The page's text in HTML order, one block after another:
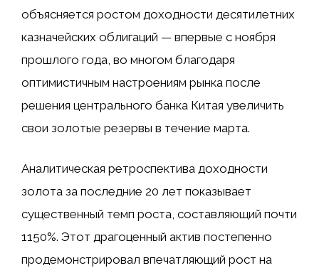
объясняется ростом доходности десятилетних
казначейских облигаций — впервые с ноября
прошлого года, во многом благодаря
оптимистичным настроениям рынка после
решения центрального банка Китая увеличить
свои золотые резервы в течение марта.
Аналитическая ретроспектива доходности
золота за последние 20 лет показывает
существенный темп роста, составляющий почти
1150%. Этот драгоценный актив постепенно
продемонстрировал впечатляющий рост на